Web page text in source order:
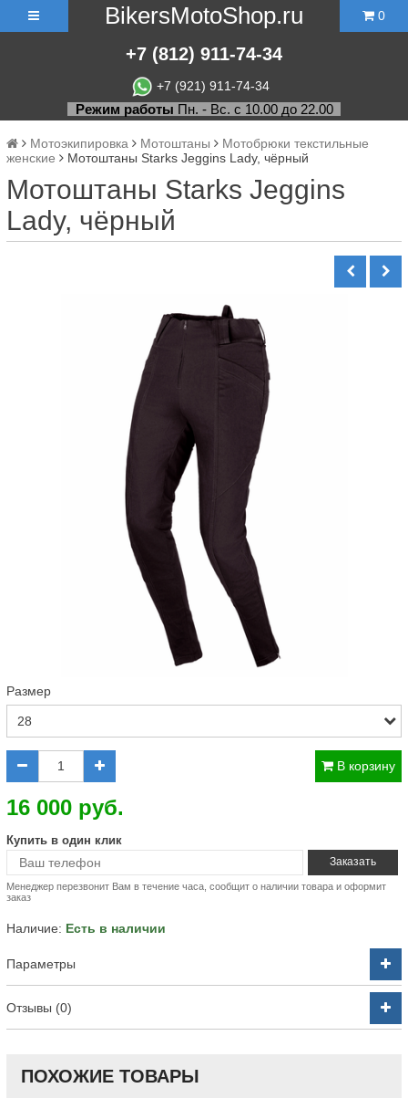
BikersMotoShop.ru
+7 (812) 911-74-34
+7 (921) 911-74-34
0
Режим работы Пн. - Вс. с 10.00 до 22.00
Мотоэкипировка Мотоштаны
Мотобрюки текстильные
женские
Мотоштаны Starks Jeggins Lady, чёрный
Мотоштаны Starks Jeggins
Lady, чёрный
Размер
В корзину
16 000 руб.
Купить в один клик
Менеджер перезвонит Вам в течение часа, сообщит о наличии товара и оформит
заказ
Наличие: Есть в наличии
Параметры
Отзывы (0)
ПОХОЖИЕ ТОВАРЫ